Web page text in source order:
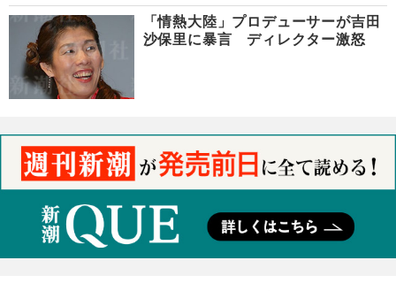
「情熱大陸」プロデューサーが吉田
沙保里に暴言 ディレクター激怒